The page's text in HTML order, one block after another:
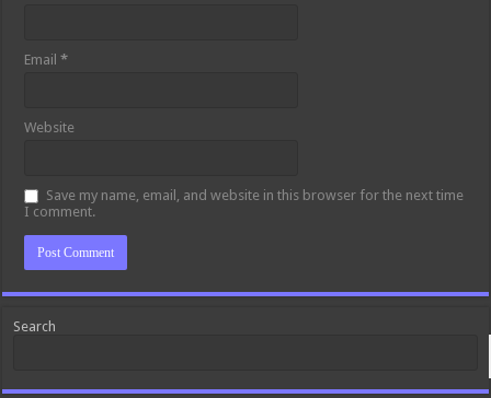
Email*
Website
Save my name, email, and website in this browser for the next time
I comment.
Search